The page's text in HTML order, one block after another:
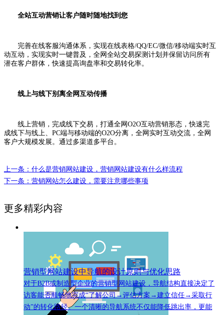
全站互动营销让客户随时随地找到您
完善在线客服沟通体系，实现在线表格/QQ/EC/微信/移动端实时互
动互动，实现实时一键普及，全网全站交易探测计划并保留访问所有
潜在客户群体，快速提高询盘率和交易转化率。
线上与线下别离全网互动传播
线上营销，完成线下交易，打通全网O2O互动营销形态，快速完
成线下与线上、PC端与移动端的O2O分离，全网实时互动交流，全网
客户大规模发展。通过多渠道多平台。
上一条：什么是营销网站建设，营销网站建设有什么样流程
下一条：营销网站怎么建设，需要注意哪些事项
更多精彩内容
营销型网站建设中导航的设计原则与优化思路
对于B2B或制造型企业的营销型网站建设，导航结构直接决定了
访客能否顺畅地完成“了解公司→评估方案→建立信任→采取行
动”的转化路径。一个清晰的导航系统不仅能降低跳出率，更能